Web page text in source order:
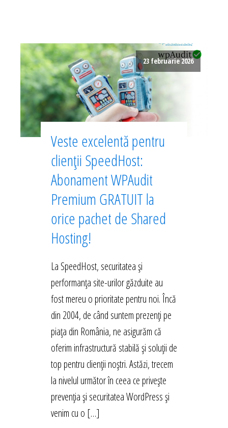
23 februarie 2026
Veste excelentă pentru
clienții SpeedHost:
Abonament WPAudit
Premium GRATUIT la
orice pachet de Shared
Hosting!
La SpeedHost, securitatea și
performanța site-urilor găzduite au
fost mereu o prioritate pentru noi. Încă
din 2004, de când suntem prezenți pe
piața din România, ne asigurăm că
oferim infrastructură stabilă și soluții de
top pentru clienții noștri. Astăzi, trecem
la nivelul următor în ceea ce privește
prevenția și securitatea WordPress și
venim cu o […]